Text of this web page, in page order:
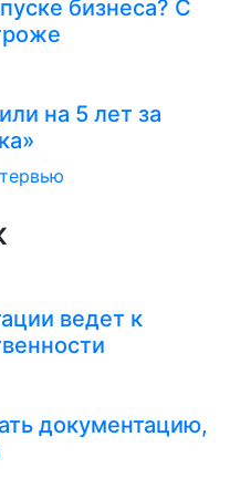
бизнеса? С
на 5 лет за
ведет к
документацию,